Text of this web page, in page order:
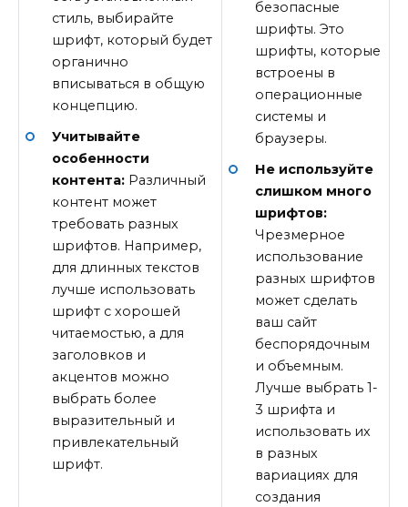
стиль, выбирайте
шрифт, который будет
органично
вписываться в общую
концепцию.
Учитывайте
особенности
контента:Различный
контент может
требовать разных
шрифтов. Например,
для длинных текстов
лучше использовать
шрифт с хорошей
читаемостью, а для
заголовков и
акцентов можно
выбрать более
выразительный и
привлекательный
шрифт.
безопасные
шрифты. Это
шрифты, которые
встроены в
операционные
системы и
браузеры.
Не используйте
слишком много
шрифтов:
Чрезмерное
использование
разных шрифтов
может сделать
ваш сайт
беспорядочным
и объемным.
Лучше выбрать 1-
3 шрифта и
использовать их
в разных
вариациях для
создания